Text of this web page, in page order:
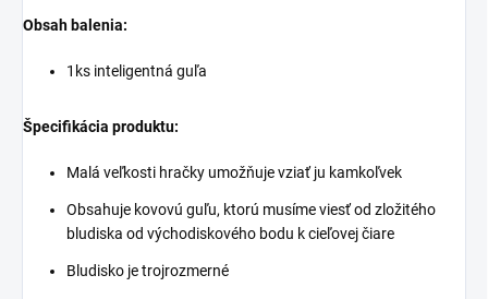
Obsah balenia:
1ks inteligentná guľa
Špecifikácia produktu:
Malá veľkosti hračky umožňuje vziať ju kamkoľvek
Obsahuje kovovú guľu, ktorú musíme viesť od zložitého
bludiska od východiskového bodu k cieľovej čiare
Bludisko je trojrozmerné